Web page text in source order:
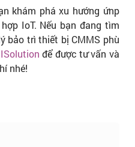
khám phá xu hướng ứnp
IoT. Nếu bạn đang tìm
bảo trì thiết bị CMMS phù
để được tư vấn và
nhé!